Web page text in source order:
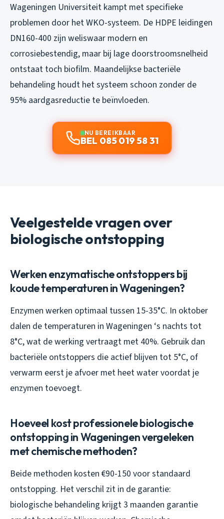
Wageningen Universiteit kampt met specifieke
problemen door het WKO-systeem. De HDPE leidingen
DN160-400 zijn weliswaar modern en
corrosiebestendig, maar bij lage doorstroomsnelheid
ontstaat toch biofilm. Maandelijkse bacteriële
behandeling houdt het systeem schoon zonder de
95% aardgasreductie te beïnvloeden.
NU BEREIKBAAR
BEL 085 019 58 31
Veelgestelde vragen over
biologische ontstopping
Werken enzymatische ontstoppers bij
koude temperaturen in Wageningen?
Enzymen werken optimaal tussen 15-35°C. In oktober
dalen de temperaturen in Wageningen ‘s nachts tot
8°C, wat de werking vertraagt met 40%. Gebruik dan
bacteriële ontstoppers die actief blijven tot 5°C, of
verwarm eerst je afvoer met heet water voordat je
enzymen toevoegt.
Hoeveel kost professionele biologische
ontstopping in Wageningen vergeleken
met chemische methoden?
Beide methoden kosten €90-150 voor standaard
ontstopping. Het verschil zit in de garantie:
biologische behandeling krijgt 3 maanden garantie